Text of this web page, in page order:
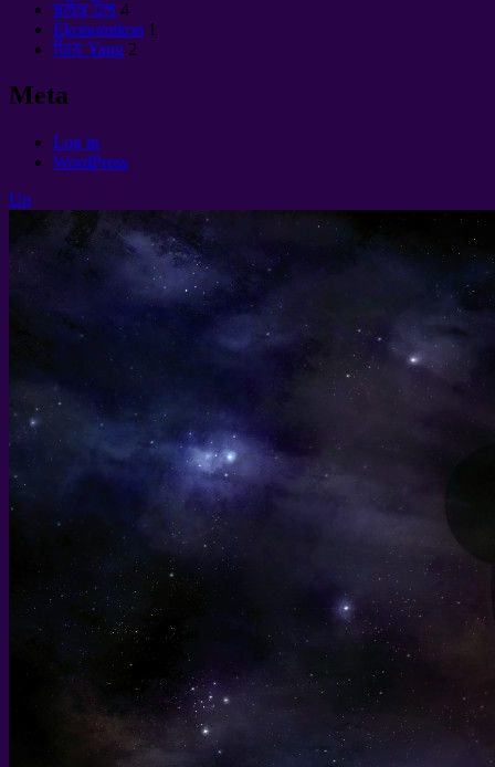
ਬਲੈਕ ਹੋਲ 4
Ekonomikon 1
ਯਿਨ Yang 2
Meta
Log in
WordPress
Up